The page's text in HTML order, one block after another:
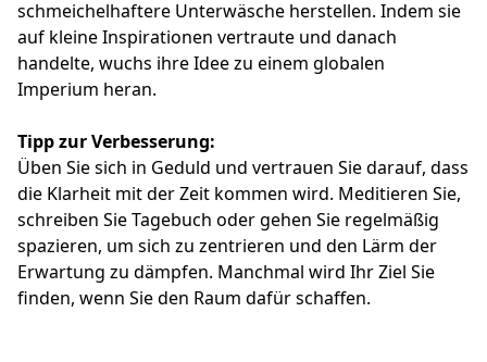
schmeichelhaftere Unterwäsche herstellen. Indem sie
auf kleine Inspirationen vertraute und danach
handelte, wuchs ihre Idee zu einem globalen
Imperium heran.
Tipp zur Verbesserung:
Üben Sie sich in Geduld und vertrauen Sie darauf, dass
die Klarheit mit der Zeit kommen wird. Meditieren Sie,
schreiben Sie Tagebuch oder gehen Sie regelmäßig
spazieren, um sich zu zentrieren und den Lärm der
Erwartung zu dämpfen. Manchmal wird Ihr Ziel Sie
finden, wenn Sie den Raum dafür schaffen.